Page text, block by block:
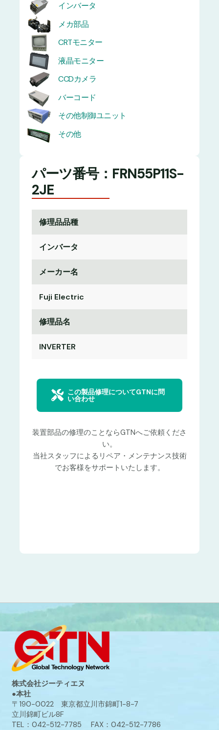
インバータ
メカ部品
CRTモニター
液晶モニター
CCDカメラ
バーコード
その他制御ユニット
その他
パーツ番号：FRN55P11S-
2JE
修理品品種
インバータ
メーカー名
Fuji Electric
修理品名
INVERTER
この製品修理についてGTNに問
い合わせ
装置部品の修理のことならGTNへご依頼くださ
い。
当社スタッフによるリペア・メンテナンス技術
でお客様をサポートいたします。
株式会社ジーティエヌ
●本社
〒190-0022 東京都立川市錦町1-8-7
立川錦町ビル8F
TEL：042-512-7785 FAX：042-512-7786